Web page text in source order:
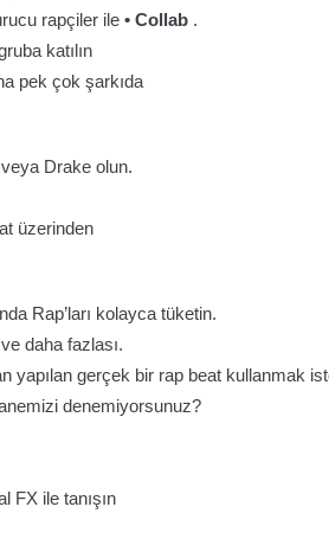
rapçiler ile • Collab .
katılın
pek çok şarkıda
Drake olun.
üzerinden
Rap’ları kolayca tüketin.
daha fazlası.
yapılan gerçek bir rap beat kullanmak
denemiyorsunuz?
FX ile tanışın